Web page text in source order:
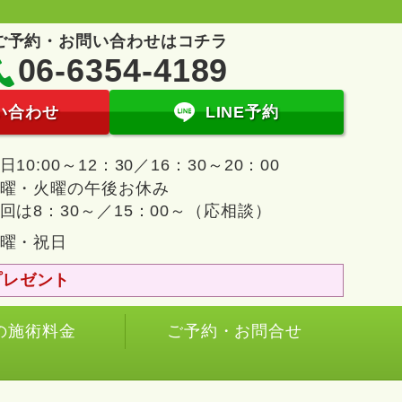
予約・お問い合わせはコチラ
06-6354-4189
合わせ LINE予約
10:00～12：30／16：30～20：00
・火曜の午後お休み
は8：30～／15：00～（応相談）
・祝日
ゼント
施術料金 ご予約・お問合せ